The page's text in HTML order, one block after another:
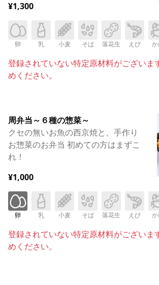
¥1,300
卵 乳 小麦 そば 落花生 えび
登録されていない特定原材料がございま
めください。
周弁当～６種の惣菜～
クセの無いお魚の西京焼と、手作り
お惣菜のお弁当 初めての方はまずこ
れ！
¥1,000
卵 乳 小麦 そば 落花生 えび
登録されていない特定原材料がございま
めください。